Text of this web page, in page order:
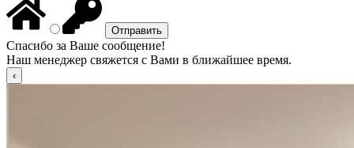
Спасибо за Ваше сообщение!
Наш менеджер свяжется с Вами в ближайшее время.